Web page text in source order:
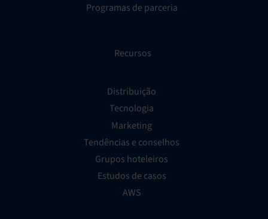
Programas de parceria
Recursos
Distribuição
Tecnologia
Marketing
Tendências e conselhos
Grupos hoteleiros
Estudos de casos
AWS